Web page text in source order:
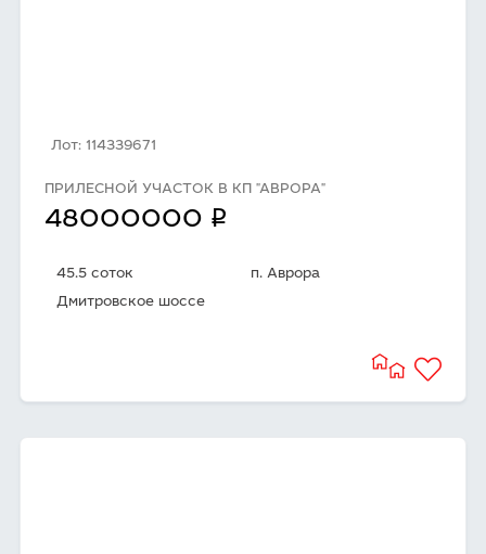
Лот: 114339671
ПРИЛЕСНОЙ УЧАСТОК В КП "АВРОРА"
48000000 q
45.5 соток
п. Аврора
Дмитровское шоссе